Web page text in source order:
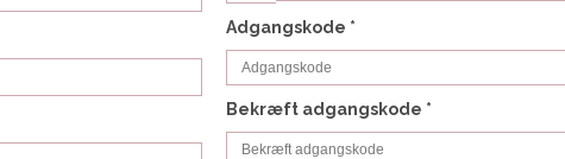
Adgangskode *
Bekræft adgangskode *